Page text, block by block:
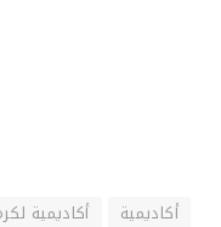
أكاديمية أكاديمية